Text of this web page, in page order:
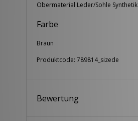
Obermaterial Leder/Sohle Synthetik
Farbe
Braun
Produktcode: 789814_sizede
Bewertung